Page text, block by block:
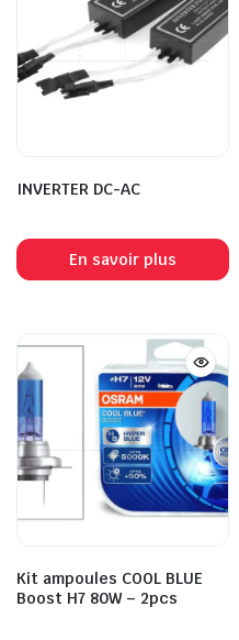
INVERTER DC-AC
En savoir plus
Kit ampoules COOL BLUE
Boost H7 80W – 2pcs